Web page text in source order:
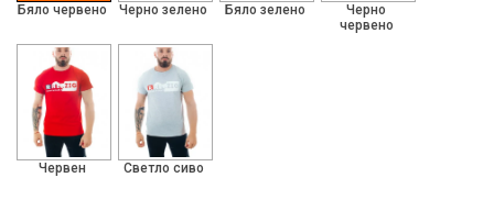
Бяло червено Черно зелено Бяло зелено
Черно
червено
Червен Светло сиво